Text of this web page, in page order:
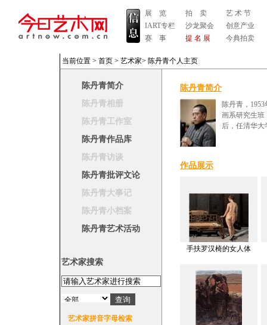
展 览
IART专栏
赛 事
拍 卖
沙龙聚会
提 名 展
艺 术 节
创意产业
今典拍卖
当前位置 > 首页 > 艺术家> 陈丹青个人主页
陈丹青简介
陈丹青相册
陈丹青工作室
陈丹青作品库
陈丹青访谈
陈丹青批评文论
陈丹青大事记
陈丹青小档案
陈丹青艺术活动
艺术家搜索
艺术家拼音字母检索
陈丹青简介
陈丹青，
画系研究生班
后，任清华大
作品展示
手扶罗汉椅的女人体